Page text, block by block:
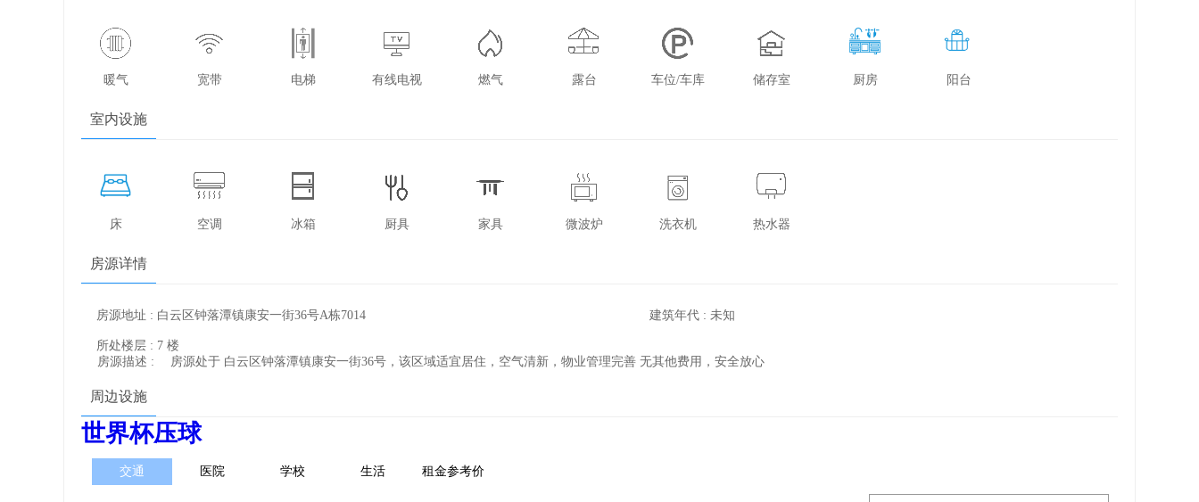
暖气 宽带 电梯 有线电视 燃气 露台 车位/车库 储存室 厨房 阳台
室内设施
床 空调 冰箱 厨具 家具 微波炉 洗衣机 热水器
房源详情
房源地址 : 白云区钟落潭镇康安一街36号A栋7014 建筑年代 : 未知
所处楼层 : 7 楼
房源描述 :
房源处于 白云区钟落潭镇康安一街36号，该区域适宜居住，空气清新，物业管理完善 无其他费用，安全放心
周边设施